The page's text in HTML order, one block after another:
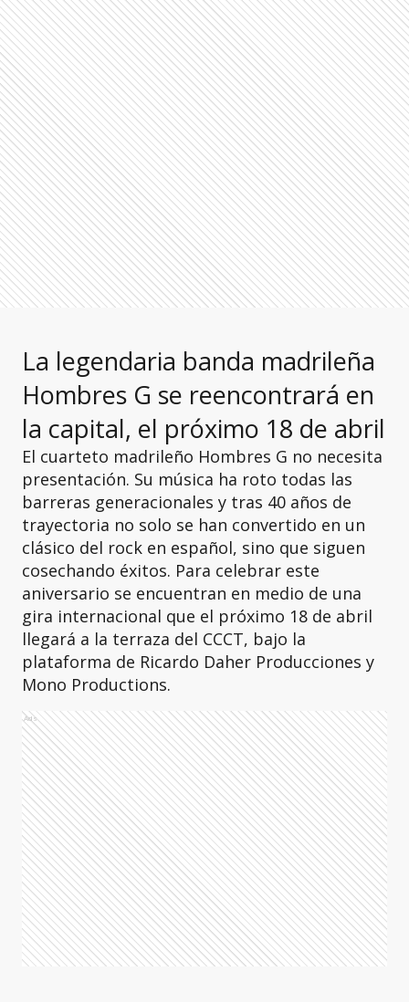
La legendaria banda madrileña
Hombres G se reencontrará en
la capital, el próximo 18 de abril
El cuarteto madrileño Hombres G no necesita
presentación. Su música ha roto todas las
barreras generacionales y tras 40 años de
trayectoria no solo se han convertido en un
clásico del rock en español, sino que siguen
cosechando éxitos. Para celebrar este
aniversario se encuentran en medio de una
gira internacional que el próximo 18 de abril
llegará a la terraza del CCCT, bajo la
plataforma de Ricardo Daher Producciones y
Mono Productions.
Ads